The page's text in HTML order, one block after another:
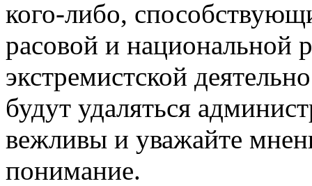
кого-либо,
расовой и национальной
экстремистской
будут удаляться
вежливы и уважайте
понимание.